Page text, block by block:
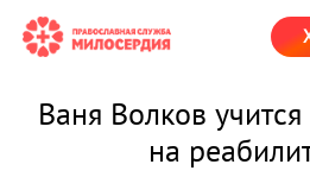
Ваня Волков
на